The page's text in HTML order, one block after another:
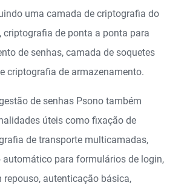
uma camada de criptografia do
criptografia de ponta a ponta para
de senhas, camada de soquetes
criptografia de armazenamento.
de senhas Psono também
úteis como fixação de
de transporte multicamadas,
automático para formulários de login,
repouso, autenticação básica,